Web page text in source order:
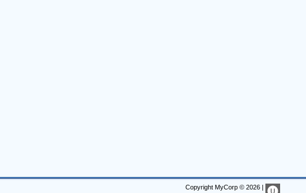
Copyright MyCorp © 2026 |